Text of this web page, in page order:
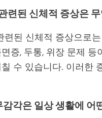
련된 신체적 증상은
련된 신체적 증상으로
증, 두통, 위장 문제
수 있습니다. 이러한
감각은 일상 생활에 어